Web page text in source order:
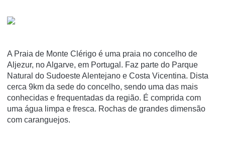
A Praia de Monte Clérigo é uma praia no concelho de
Aljezur, no Algarve, em Portugal. Faz parte do Parque
Natural do Sudoeste Alentejano e Costa Vicentina. Dista
cerca 9km da sede do concelho, sendo uma das mais
conhecidas e frequentadas da região. É comprida com
uma água limpa e fresca. Rochas de grandes dimensão
com caranguejos.